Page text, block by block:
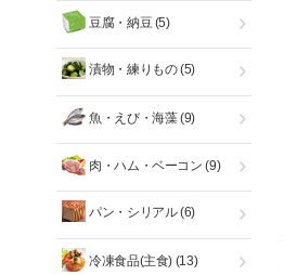
豆腐・納豆(5)
漬物・練りもの(5)
魚・えび・海藻(9)
肉・ハム・ベーコン (9)
パン・シリアル(6)
冷凍食品(主食) (13)